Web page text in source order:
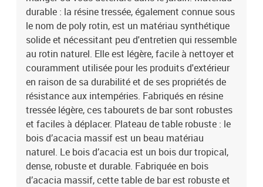
durable : la résine tressée, également connue sous
le nom de poly rotin, est un matériau synthétique
solide et nécessitant peu d'entretien qui ressemble
au rotin naturel. Elle est légère, facile à nettoyer et
couramment utilisée pour les produits d'extérieur
en raison de sa durabilité et de ses propriétés de
résistance aux intempéries. Fabriqués en résine
tressée légère, ces tabourets de bar sont robustes
et faciles à déplacer. Plateau de table robuste : le
bois d’acacia massif est un beau matériau
naturel. Le bois d’acacia est un bois dur tropical,
dense, robuste et durable. Fabriquée en bois
d’acacia massif, cette table de bar est robuste et